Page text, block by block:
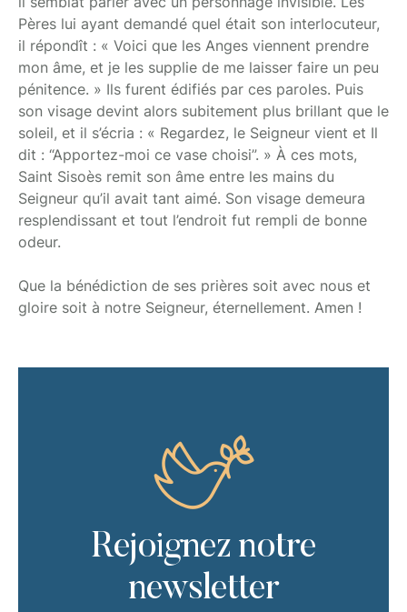
Pères lui ayant demandé quel était son interlocuteur,
il répondît : « Voici que les Anges viennent prendre
mon âme, et je les supplie de me laisser faire un peu
pénitence. » Ils furent édifiés par ces paroles. Puis
son visage devint alors subitement plus brillant que le
soleil, et il s’écria : « Regardez, le Seigneur vient et Il
dit : “Apportez-moi ce vase choisi”. » À ces mots,
Saint Sisoès remit son âme entre les mains du
Seigneur qu’il avait tant aimé. Son visage demeura
resplendissant et tout l’endroit fut rempli de bonne
odeur.
Que la bénédiction de ses prières soit avec nous et
gloire soit à notre Seigneur, éternellement. Amen !
Rejoignez notre
newsletter